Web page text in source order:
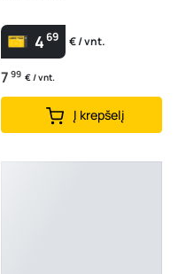
469 € / vnt.
7 99 € / vnt.
Į krepšelį